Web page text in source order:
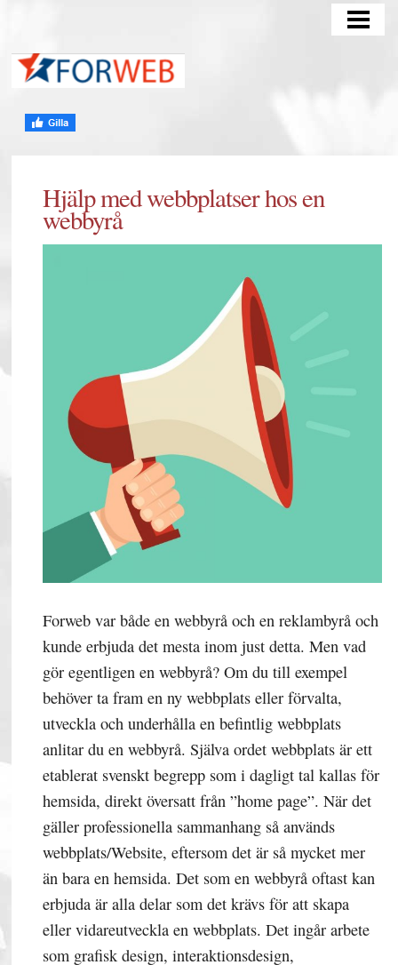
Hjälp med webbplatser hos en
webbyrå
Forweb var både en webbyrå och en reklambyrå och
kunde erbjuda det mesta inom just detta. Men vad
gör egentligen en webbyrå? Om du till exempel
behöver ta fram en ny webbplats eller förvalta,
utveckla och underhålla en befintlig webbplats
anlitar du en webbyrå. Själva ordet webbplats är ett
etablerat svenskt begrepp som i dagligt tal kallas för
hemsida, direkt översatt från ”home page”. När det
gäller professionella sammanhang så används
webbplats/Website, eftersom det är så mycket mer
än bara en hemsida. Det som en webbyrå oftast kan
erbjuda är alla delar som det krävs för att skapa
eller vidareutveckla en webbplats. Det ingår arbete
som grafisk design, interaktionsdesign,